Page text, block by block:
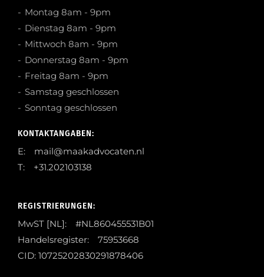
Montag 8am - 9pm
Dienstag 8am - 9pm
Mittwoch 8am - 9pm
Donnerstag 8am - 9pm
Freitag 8am - 9pm
Samstag geschlossen
Sonntag geschlossen
KONTAKTANGABEN:
E: mail@maakadvocaten.nl
T: +31.202103138
REGISTRIERUNGEN:
MwST [NL]: #NL860455531B01
Handelsregister: 75953668
CID: 10725202830291878406